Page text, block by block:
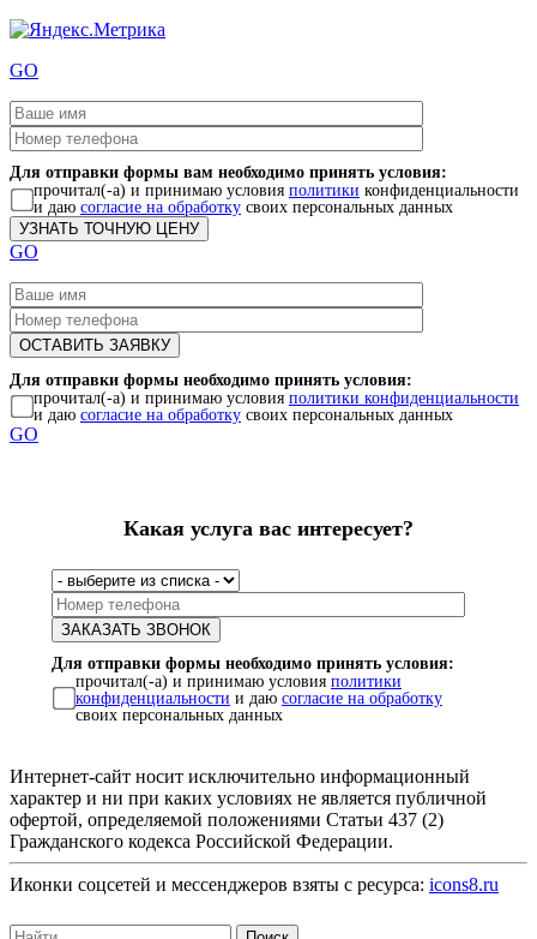
GO
Для отправки формы вам необходимо принять условия:
прочитал(-а) и принимаю условия политики конфиденциальности
и даю согласие на обработку своих персональных данных
GO
Для отправки формы необходимо принять условия:
прочитал(-а) и принимаю условия политики конфиденциальности
и даю согласие на обработку своих персональных данных
GO
Какая услуга вас интересует?
Для отправки формы необходимо принять условия:
прочитал(-а) и принимаю условия политики
конфиденциальности и даю согласие на обработку
своих персональных данных
Интернет-сайт носит исключительно информационный
характер и ни при каких условиях не является публичной
офертой, определяемой положениями Статьи 437 (2)
Гражданского кодекса Российской Федерации.
Иконки соцсетей и мессенджеров взяты с ресурса: icons8.ru